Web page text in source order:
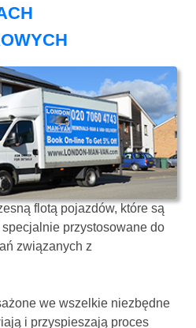
flotą pojazdów, które są
przystosowane do
związanych z
we wszelkie niezbędne
i przyspieszają proces